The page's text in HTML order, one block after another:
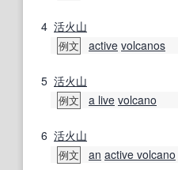
4 活火山
例文 active volcanos
5 活火山
例文 a live volcano
6 活火山
例文 an active volcano